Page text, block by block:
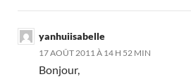
yanhuiisabelle
17 AOÛT 2011 À 14 H 52 MIN
Bonjour,